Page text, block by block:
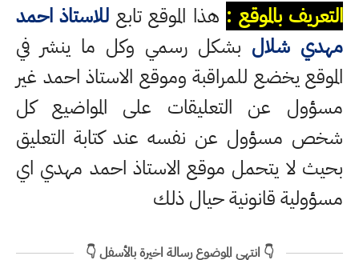
التعريف بالموقع : هذا الموقع تابع للاستاذ احمد
مهدي شلال بشكل رسمي وكل ما ينشر في
الموقع يخضع للمراقبة وموقع الاستاذ احمد غير
مسؤول عن التعليقات على المواضيع كل
شخص مسؤول عن نفسه عند كتابة التعليق
بحيث لا يتحمل موقع الاستاذ احمد مهدي اي
مسؤولية قانونية حيال ذلك
👇 انتهى الموضوع رسالة اخيرة بالأسفل 👇